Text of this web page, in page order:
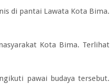
di pantai Lawata Kota Bima.
Kota Bima. Terlihat
pawai budaya tersebut.